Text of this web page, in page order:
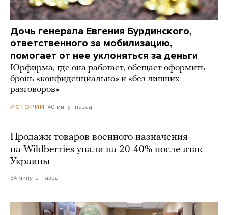
Дочь генерала Евгения Бурдинского,
ответственного за мобилизацию,
помогает от нее уклоняться за деньги
Юрфирма, где она работает, обещает оформить
бронь «конфиденциально» и «без лишних
разговоров»
ИСТОРИИ 40 минут назад
Продажи товаров военного назначения
на Wildberries упали на 20-40% после атак
Украины
34 минуты назад